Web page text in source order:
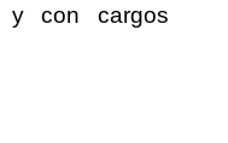
y con cargos